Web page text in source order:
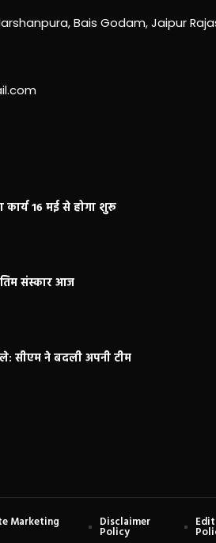
Bais Godam, Jaipur
16 मई से होगा शुरू
संस्कार आज
सीएम ने बदली अपनी टीम
Marketing Disclaimer
Policy